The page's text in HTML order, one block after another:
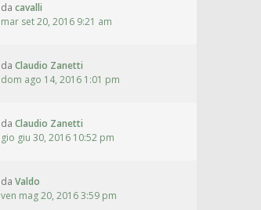
da cavalli
mar set 20, 2016 9:21 am
da Claudio Zanetti
dom ago 14, 2016 1:01 pm
da Claudio Zanetti
gio giu 30, 2016 10:52 pm
da Valdo
ven mag 20, 2016 3:59 pm